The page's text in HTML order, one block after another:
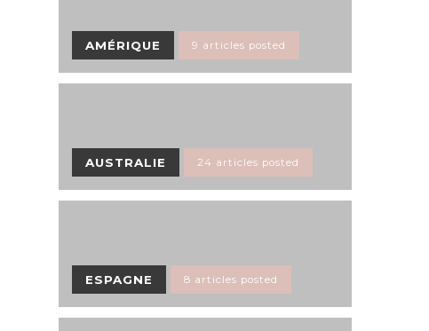
AMÉRIQUE 9 articles posted
AUSTRALIE 24 articles posted
ESPAGNE 8 articles posted